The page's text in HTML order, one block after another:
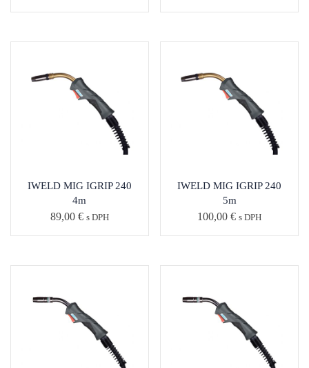
IWELD MIG IGRIP 240
4m
89,00 € s DPH
IWELD MIG IGRIP 240
5m
100,00€ s DPH